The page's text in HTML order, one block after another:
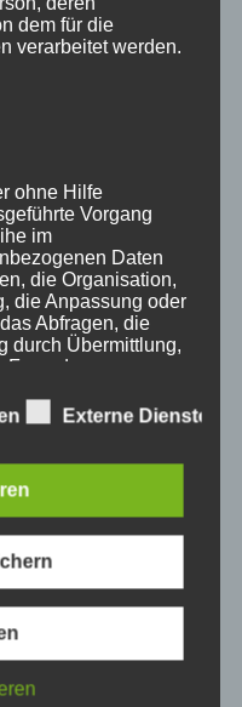
dem für die
verarbeitet werden.
ohne Hilfe
Vorgang
im
Daten
die Organisation,
die Anpassung oder
Abfragen, die
durch Übermittlung,
der
oder die
ist die Markierung
einzuschränken.
Externe Dienste